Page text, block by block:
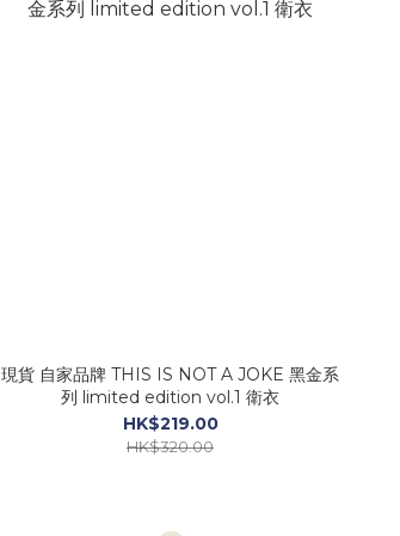
現貨 自家品牌 THIS IS NOT A JOKE 黑金系
列 limited edition vol.1 衛衣
HK$219.00
HK$320.00